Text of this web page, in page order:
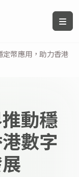
幣應用，助力香港
動穩
數字